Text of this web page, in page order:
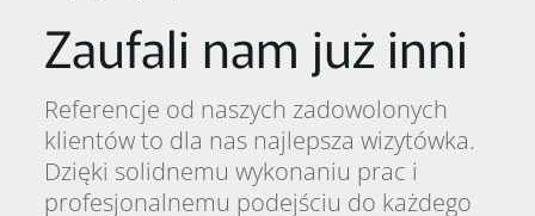
Zaufali nam już inni
Referencje od naszych zadowolonych
klientów to dla nas najlepsza wizytówka.
Dzięki solidnemu wykonaniu prac i
profesjonalnemu podejściu do każdego